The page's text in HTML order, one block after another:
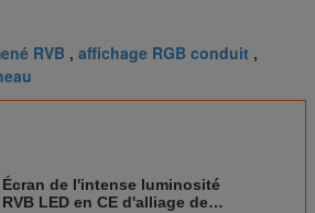
RVB , affichage RGB conduit ,
Écran de l'intense luminosité
RVB LED en CE d'alliage de